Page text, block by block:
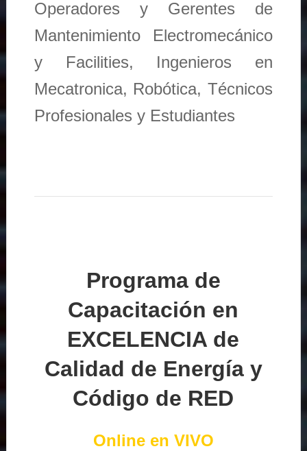
Operadores y Gerentes de
Mantenimiento Electromecánico
y Facilities, Ingenieros en
Mecatronica, Robótica, Técnicos
Profesionales y Estudiantes
Programa de
Capacitación en
EXCELENCIA de
Calidad de Energía y
Código de RED
Online en VIVO